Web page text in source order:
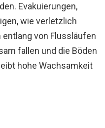
Evakuierungen,
wie verletzlich
von Flussläufen
fallen und die Böden
hohe Wachsamkeit